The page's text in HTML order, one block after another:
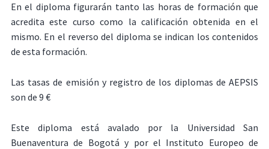
En el diploma figurarán tanto las horas de formación que
acredita este curso como la calificación obtenida en el
mismo. En el reverso del diploma se indican los contenidos
de esta formación.
Las tasas de emisión y registro de los diplomas de AEPSIS
son de 9 €
Este diploma está avalado por la Universidad San
Buenaventura de Bogotá y por el Instituto Europeo de